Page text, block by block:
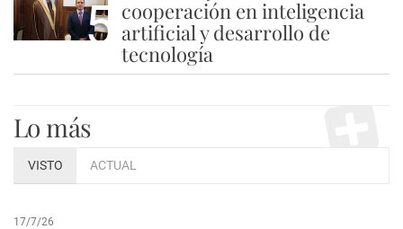
5 cooperación en inteligencia
artificial y desarrollo de
tecnología
Lo más
VISTO ACTUAL
17/7/26